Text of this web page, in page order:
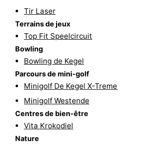
Zwin
Knokke-
Heist
Zeebrugge
Blankenberge
Wenduine
Coq
Bredene
Ostende
Tir Laser
Terrains de jeux
Top Fit Speelcircuit
Bowling
Bowling de Kegel
Parcours de mini-golf
Minigolf De Kegel X-Treme
Minigolf Westende
Centres de bien-être
Vita Krokodiel
Nature